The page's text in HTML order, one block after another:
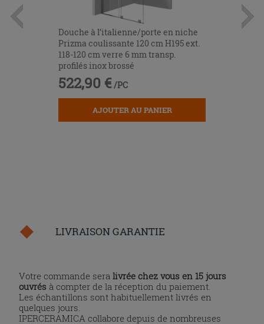
Douche à l’italienne/porte en niche
Prizma coulissante 120 cm H195 ext.
118-120 cm verre 6 mm transp.
profilés inox brossé
522,90 € /PC
AJOUTER AU PANIER
LIVRAISON GARANTIE
Votre commande seralivrée chez vous en 15 jours
ouvrés à compter de la réception du paiement.
Les échantillons sont habituellement livrés en
quelques jours.
IPERCERAMICA collabore depuis de nombreuses